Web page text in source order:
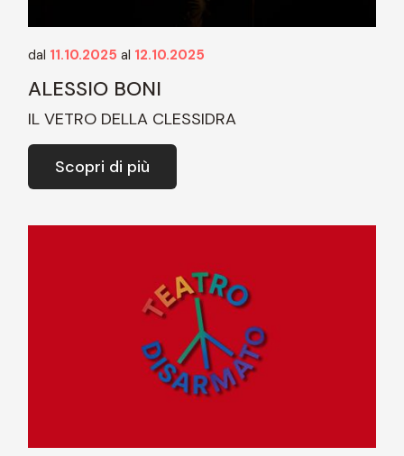
dal 11.10.2025 al 12.10.2025
ALESSIO BONI
IL VETRO DELLA CLESSIDRA
Scopri di più